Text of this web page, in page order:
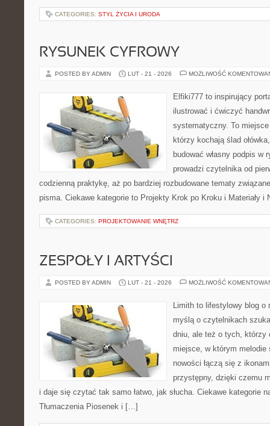
CATEGORIES: STYL ŻYCIA I URODA
RYSUNEK CYFROWY
POSTED BY ADMIN LUT - 21 - 2026 MOŻLIWOŚĆ
Elfiki777 to inspirujący
ilustrować i ćwiczyć
systematyczny. To
którzy kochają ślad
budować własny podpis w
prowadzi czytelnika od
codzienną praktykę, aż po bardziej rozbudowane tematy
pisma. Ciekawe kategorie to Projekty Krok po Kroku i Materiały
CATEGORIES: PROJEKTOWANIE WNĘTRZ
ZESPOŁY I ARTYŚCI
POSTED BY ADMIN LUT - 21 - 2026 MOŻLIWOŚĆ
Limith to lifestylowy blog o
myślą o czytelnikach
dniu, ale też o tych, którzy
miejsce, w którym
nowości łączą się z
przystępny, dzięki czemu
i daje się czytać tak samo łatwo, jak słucha. Ciekawe kategorie
Tłumaczenia Piosenek i […]